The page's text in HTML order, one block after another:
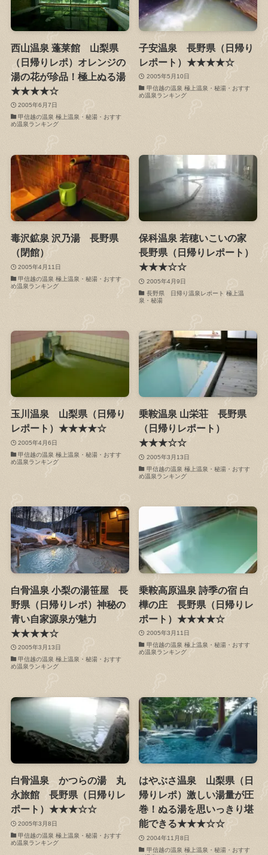
西山温泉 蓬莱館 山梨県
（日帰りレポ）オレンジの
湯の花が珍品！極上ぬる湯
★★★★☆
2005年6月7日
甲信越の温泉 極上温泉・秘湯・おすす
め温泉ランキング
子安温泉 長野県（日帰り
レポート）★★★★☆
2005年5月10日
甲信越の温泉 極上温泉・秘湯・おすす
め温泉ランキング
毒沢鉱泉 沢乃湯 長野県
（閉館）
2005年4月11日
甲信越の温泉 極上温泉・秘湯・おすす
め温泉ランキング
保科温泉 若穂いこいの家
長野県（日帰りレポート）
★★★☆☆
2005年4月9日
長野県 日帰り温泉レポート 極上温
泉・秘湯
玉川温泉 山梨県（日帰り
レポート）★★★★☆
2005年4月6日
甲信越の温泉 極上温泉・秘湯・おすす
め温泉ランキング
乗鞍温泉 山栄荘 長野県
（日帰りレポート）
★★★☆☆
2005年3月13日
甲信越の温泉 極上温泉・秘湯・おすす
め温泉ランキング
白骨温泉 小梨の湯笹屋 長
野県（日帰りレポ）神秘の
青い自家源泉が魅力
★★★★☆
2005年3月13日
甲信越の温泉 極上温泉・秘湯・おすす
め温泉ランキング
乗鞍高原温泉 詩季の宿 白
樺の庄 長野県（日帰りレ
ポート）★★★★☆
2005年3月11日
甲信越の温泉 極上温泉・秘湯・おすす
め温泉ランキング
白骨温泉 かつらの湯 丸
永旅館 長野県（日帰りレ
ポート）★★★☆☆
2005年3月8日
甲信越の温泉 極上温泉・秘湯・おすす
め温泉ランキング
はやぶさ温泉 山梨県（日
帰りレポ）激しい湯量が圧
巻！ぬる湯を思いっきり堪
能できる★★★☆☆
2004年11月8日
甲信越の温泉 極上温泉・秘湯・おすす